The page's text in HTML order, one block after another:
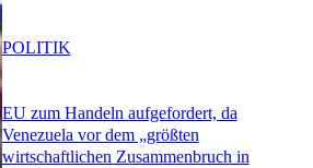
EU zum Handeln aufgefordert, da
Venezuela vor dem „größten
wirtschaftlichen Zusammenbruch in
POLITIK